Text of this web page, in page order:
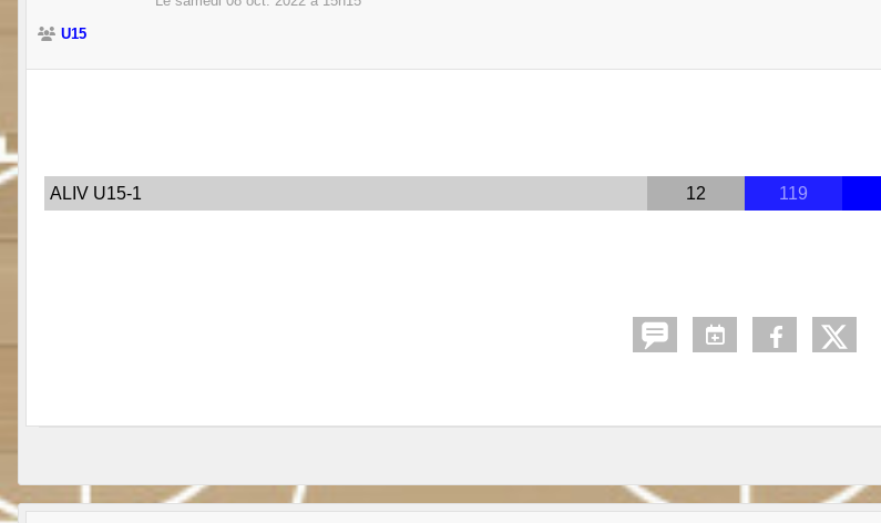
U15
ALIV U15-1 12 119